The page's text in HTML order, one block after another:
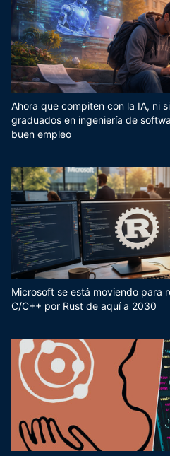
Ahora que compiten con la IA, ni
graduados en ingeniería de
buen empleo
Microsoft se está moviendo para
C/C++ por Rust de aquí a 2030